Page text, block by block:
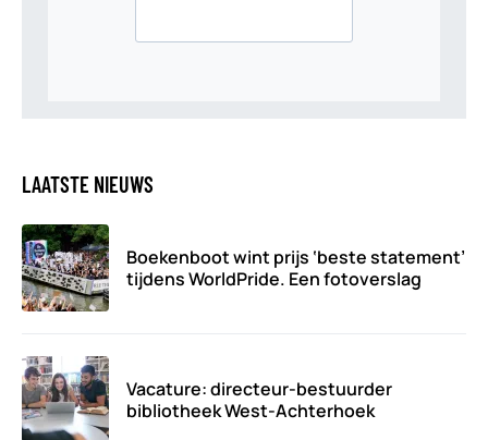
LAATSTE NIEUWS
Boekenboot wint prijs ‘beste statement’
tijdens WorldPride. Een fotoverslag
Vacature: directeur-bestuurder
bibliotheek West-Achterhoek